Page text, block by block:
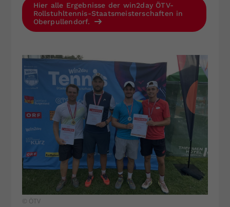
Hier alle Ergebnisse der win2day ÖTV-
Rollstuhltennis-Staatsmeisterschaften in
Oberpullendorf.
© ÖTV